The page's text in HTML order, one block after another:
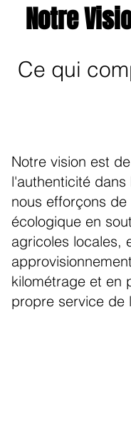
Notre
Ce qui
Notre vision est
l'authenticité
nous efforçons
écologique en
agricoles locales,
kilométrage et en
propre service de